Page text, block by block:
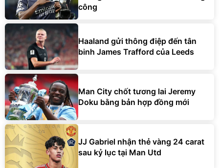
công
Haaland gửi thông điệp đến tân
binh James Trafford của Leeds
Man City chốt tương lai Jeremy
Doku bằng bản hợp đồng mới
JJ Gabriel nhận thẻ vàng 24 carat
sau kỷ lục tại Man Utd